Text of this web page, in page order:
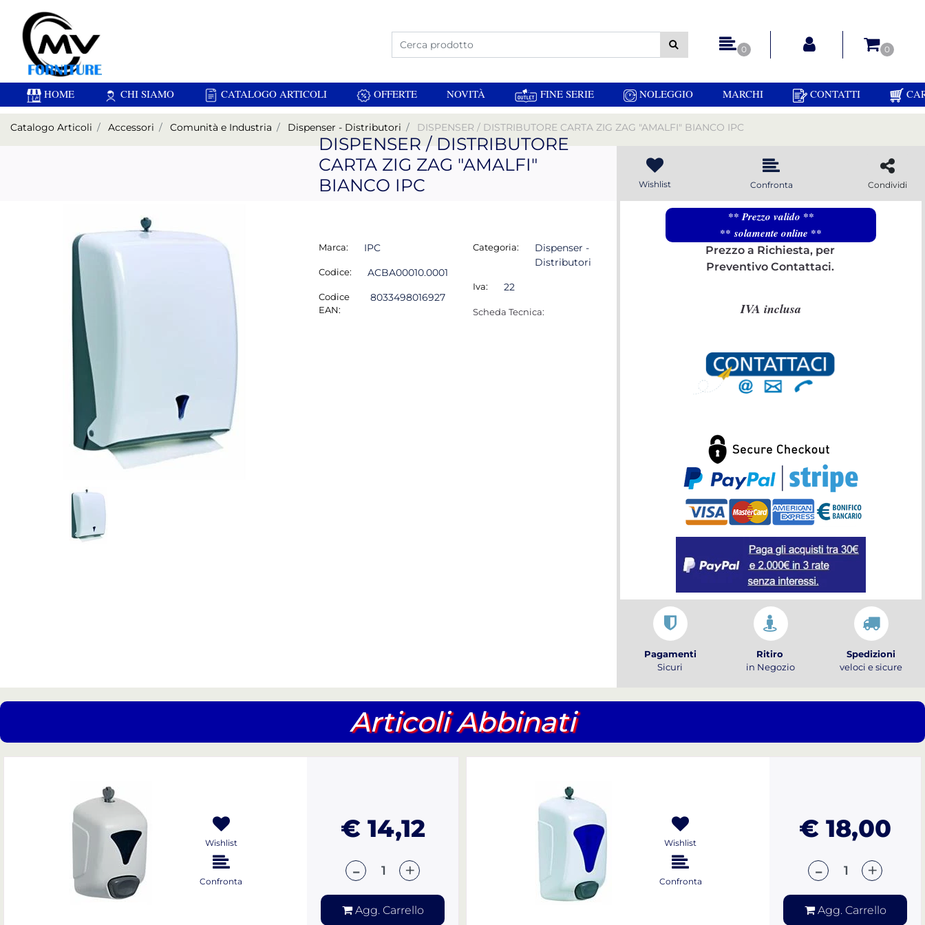
La modifica di un filtro aggiorna automaticamente gli altri filtri disponibili.
0 0
HOME CHI SIAMO CATALOGO ARTICOLI OFFERTE NOVITÀ FINE SERIE NOLEGGIO MARCHI CONTATTI
Catalogo Articoli Accessori Comunità e Industria Dispenser - Distributori DISPENSER / DISTRIBUTORE CARTA ZIG ZAG "AMALFI" BIANCO IPC
DISPENSER / DISTRIBUTORE
CARTA ZIG ZAG "AMALFI"
BIANCO IPC
Marca: IPC
Codice: ACBA00010.0001
Codice
EAN:
8033498016927
Categoria:
Dispenser -
Distributori
Iva: 22
Scheda Tecnica:
Wishlist Confronta Condividi
** Prezzo valido **
** solamente online **
Prezzo a Richiesta, per
Preventivo Contattaci.
IVA inclusa
Pagamenti
Sicuri
Ritiro
in Negozio
Spedizioni
veloci e sicure
Articoli Abbinati
Wishlist
Confronta
€ 14,12
Quantità
Agg. Carrello
Wishlist
Confronta
€ 18,00
Quantità
Agg. Carrello